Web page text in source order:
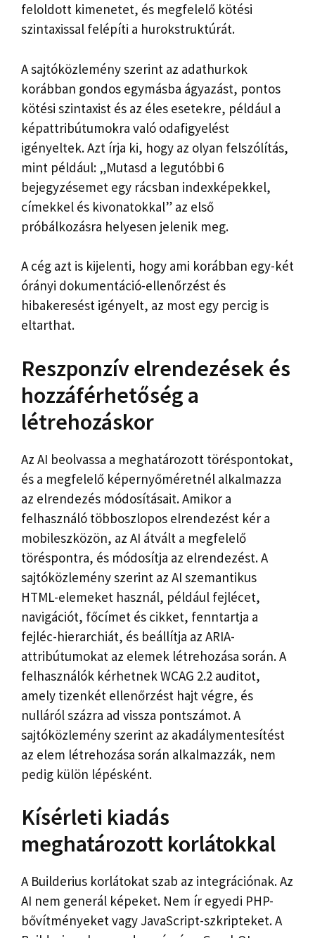
feloldott kimenetet, és megfelelő kötési
szintaxissal felépíti a hurokstruktúrát.
A sajtóközlemény szerint az adathurkok
korábban gondos egymásba ágyazást, pontos
kötési szintaxist és az éles esetekre, például a
képattribútumokra való odafigyelést
igényeltek. Azt írja ki, hogy az olyan felszólítás,
mint például: „Mutasd a legutóbbi 6
bejegyzésemet egy rácsban indexképekkel,
címekkel és kivonatokkal” az első
próbálkozásra helyesen jelenik meg.
A cég azt is kijelenti, hogy ami korábban egy-két
órányi dokumentáció-ellenőrzést és
hibakeresést igényelt, az most egy percig is
eltarthat.
Reszponzív elrendezések és
hozzáférhetőség a
létrehozáskor
Az AI beolvassa a meghatározott töréspontokat,
és a megfelelő képernyőméretnél alkalmazza
az elrendezés módosításait. Amikor a
felhasználó többoszlopos elrendezést kér a
mobileszközön, az AI átvált a megfelelő
töréspontra, és módosítja az elrendezést. A
sajtóközlemény szerint az AI szemantikus
HTML-elemeket használ, például fejlécet,
navigációt, főcímet és cikket, fenntartja a
fejléc-hierarchiát, és beállítja az ARIA-
attribútumokat az elemek létrehozása során. A
felhasználók kérhetnek WCAG 2.2 auditot,
amely tizenkét ellenőrzést hajt végre, és
nulláról százra ad vissza pontszámot. A
sajtóközlemény szerint az akadálymentesítést
az elem létrehozása során alkalmazzák, nem
pedig külön lépésként.
Kísérleti kiadás
meghatározott korlátokkal
A Builderius korlátokat szab az integrációnak. Az
AI nem generál képeket. Nem ír egyedi PHP-
bővítményeket vagy JavaScript-szkripteket. A